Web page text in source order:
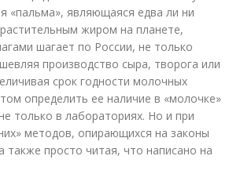
«пальма», являющаяся едва ли ни
жиром на планете,
шагает по России, не только
производство сыра, творога или
срок годности молочных
определить ее наличие в «молочке»
только в лабораториях. Но и при
методов, опирающихся на законы
также просто читая, что написано на